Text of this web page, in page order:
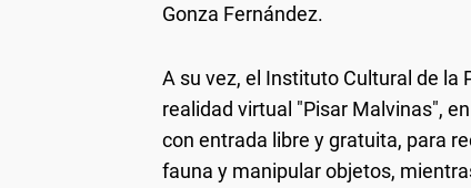
Gonza Fernández.
A su vez, el Instituto Cultural de la
realidad virtual "Pisar Malvinas",
con entrada libre y gratuita, para
fauna y manipular objetos,